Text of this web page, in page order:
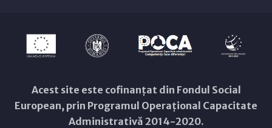
Acest site este cofinanțat din Fondul Social
European, prin Programul Operațional Capacitate
Administrativă 2014-2020.